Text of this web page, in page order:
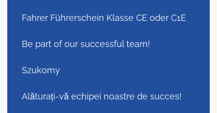
Fahrer Führerschein Klasse CE oder C1E
Be part of our successful team!
Szukomy
Alăturați-vă echipei noastre de succes!